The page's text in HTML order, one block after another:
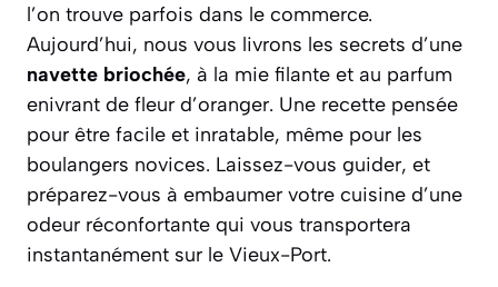
l’on trouve parfois dans le commerce.
Aujourd’hui, nous vous livrons les secrets d’une
navette briochée, à la mie filante et au parfum
enivrant de fleur d’oranger. Une recette pensée
pour être facile et inratable, même pour les
boulangers novices. Laissez-vous guider, et
préparez-vous à embaumer votre cuisine d’une
odeur réconfortante qui vous transportera
instantanément sur le Vieux-Port.